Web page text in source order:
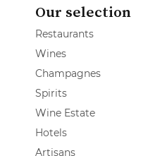
Our selection
Restaurants
Wines
Champagnes
Spirits
Wine Estate
Hotels
Artisans